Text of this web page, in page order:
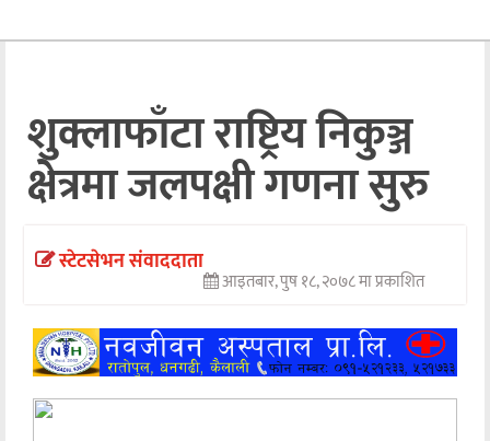
अन्तराष्ट्रिय
अन्तर्वार्ता
अर्थ
खेलकुद
अन्य
शुक्लाफाँटा राष्ट्रिय निकुञ्ज
क्षेत्रमा जलपक्षी गणना सुरु
स्टेटसेभन संवाददाता
आइतबार, पुष १८, २०७८ मा प्रकाशित